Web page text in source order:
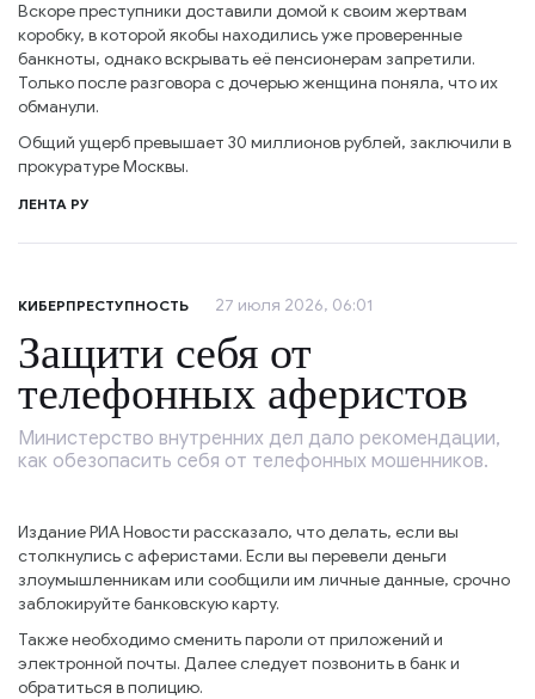
Вскоре преступники доставили домой к своим жертвам
коробку, в которой якобы находились уже проверенные
банкноты, однако вскрывать её пенсионерам запретили.
Только после разговора с дочерью женщина поняла, что их
обманули.
Общий ущерб превышает 30 миллионов рублей, заключили в
прокуратуре Москвы.
ЛЕНТА РУ
КИБЕРПРЕСТУПНОСТЬ 27 июля 2026, 06:01
Защити себя от
телефонных аферистов
Министерство внутренних дел дало рекомендации,
как обезопасить себя от телефонных мошенников.
Издание РИА Новости рассказало, что делать, если вы
столкнулись с аферистами. Если вы перевели деньги
злоумышленникам или сообщили им личные данные, срочно
заблокируйте банковскую карту.
Также необходимо сменить пароли от приложений и
электронной почты. Далее следует позвонить в банк и
обратиться в полицию.